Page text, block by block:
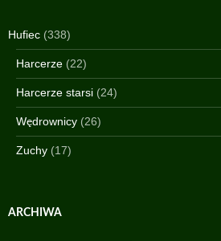
Hufiec (338)
Harcerze (22)
Harcerze starsi (24)
Wędrownicy (26)
Zuchy (17)
ARCHIWA